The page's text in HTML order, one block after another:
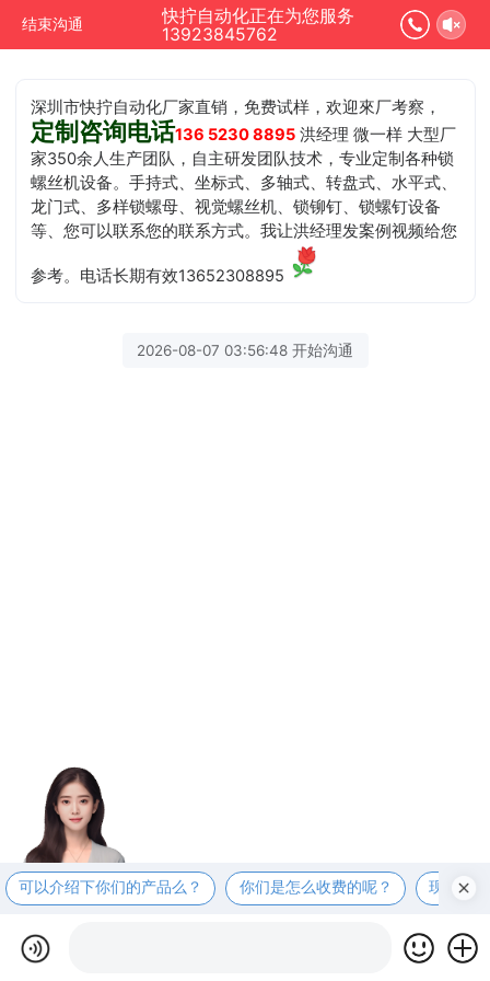
结束沟通
快拧自动化正在为您服务
13923845762
深圳市快拧自动化厂家直销，免费试样，欢迎來厂考察，
定制咨询电话136 5230 8895 洪经理 微一样 大型厂
家350余人生产团队，自主研发团队技术，专业定制各种锁
螺丝机设备。手持式、坐标式、多轴式、转盘式、水平式、
龙门式、多样锁螺母、视觉螺丝机、锁铆钉、锁螺钉设备
等、您可以联系您的联系方式。我让洪经理发案例视频给您
参考。电话长期有效13652308895
2026-08-07 03:56:48 开始沟通
可以介绍下你们的产品么？ 你们是怎么收费的呢？ 现在有